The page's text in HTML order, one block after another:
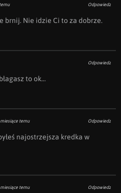
Odpowiedz
brnij. Nie idzie Ci to za dobrze.
Odpowiedz
to ok…
temu Odpowiedz
najostrzejsza kredka w
temu Odpowiedz